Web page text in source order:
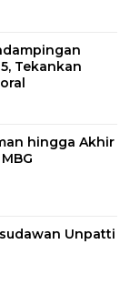
Tekankan
hingga Akhir
Unpatti